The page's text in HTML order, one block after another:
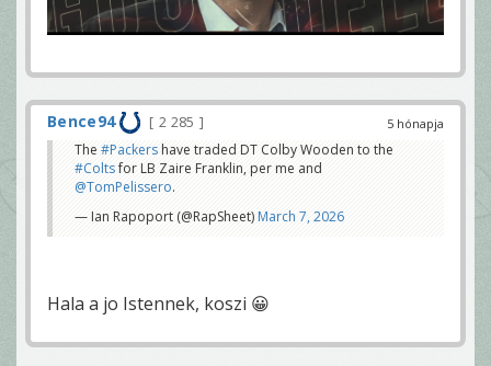
5 hónapja
Bence94
2 285
The #Packershave traded DT Colby Wooden to the
#Coltsfor LB Zaire Franklin, per me and
@TomPelissero.
— Ian Rapoport (@RapSheet)March 7, 2026
Hala a jo Istennek, koszi 😀